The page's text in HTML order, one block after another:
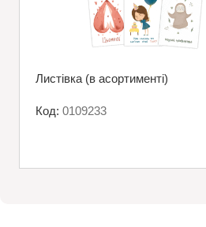
Листівка (в асортименті)
Код: 0109233